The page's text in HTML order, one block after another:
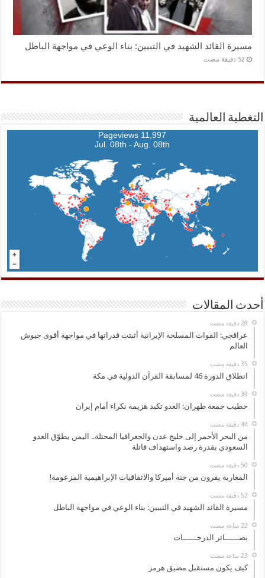
مسيرة القائد الشهيد في التبيين: بناء الوعي في مواجهة الباطل
التغطية العالمية
11,997 Pageviews
Jul. 08th - Aug. 08th
أحدث المقالات
عراقجي: القوات المسلحة الإيرانية أثبتت قدراتها في مواجهة أقوى جيوش
العالم
انطلاق الدورة 46 لمسابقة القرآن الدولية في مكة
خطيب جمعة طهران: العدو تكبد هزيمة نكراء أمام إيران
‏44 دقيقة مضت
من البحر الأحمر إلى خليج عدن والجغرافيا المحتلة.. اليمن يطوّق العدو
السعودي بقدرة رصد واستهداف قاتلة
المغاربة يفرون من جنة أميركا والاتفاقيات الإبراهيمية المزعومة!
مسيرة القائد الشهيد في التبيين: بناء الوعي في مواجهة الباطل
بصــــــائر الدرجــــــات
كيف يكون مستقبل مضيق هرمز